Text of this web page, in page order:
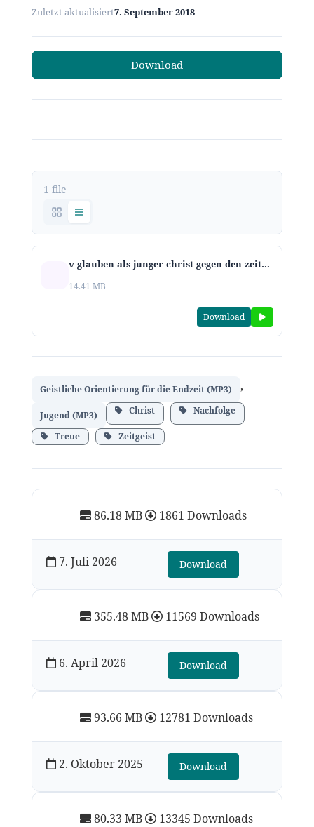
Zuletzt aktualisiert7. September 2018
Download
1 file
v-glauben-als-junger-christ-gegen-den-zeitgeiststrom-schwimmen-2017.mp3
14.41 MB
Download
Geistliche Orientierung für die Endzeit (MP3) ,
Jugend (MP3) Christ Nachfolge
Treue Zeitgeist
86.18 MB 1861 Downloads
7. Juli 2026 Download
355.48 MB 11569 Downloads
6. April 2026 Download
93.66 MB 12781 Downloads
2. Oktober 2025 Download
80.33 MB 13345 Downloads